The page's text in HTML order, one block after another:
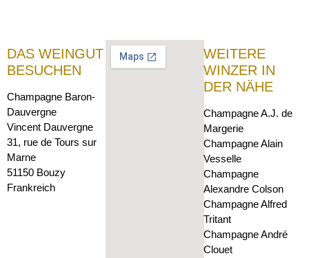
DAS WEINGUT
BESUCHEN
Champagne Baron-
Dauvergne
Vincent Dauvergne
31, rue de Tours sur
Marne
51150 Bouzy
Frankreich
WEITERE
WINZER IN
DER NÄHE
Champagne A.J. de
Margerie
Champagne Alain
Vesselle
Champagne
Alexandre Colson
Champagne Alfred
Tritant
Champagne André
Clouet